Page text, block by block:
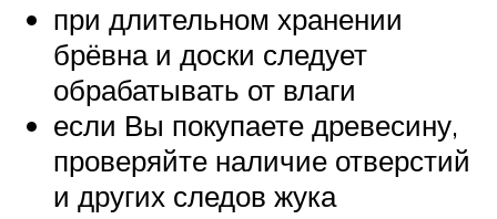
при длительном хранении
брёвна и доски следует
обрабатывать от влаги
если Вы покупаете древесину,
проверяйте наличие отверстий
и других следов жука